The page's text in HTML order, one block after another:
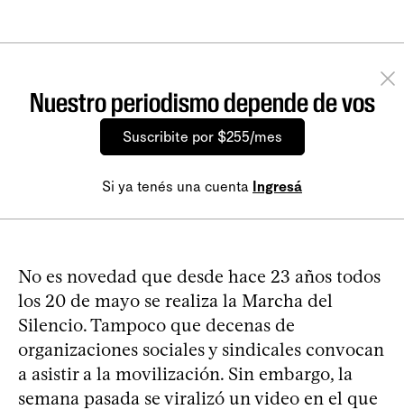
Nuestro periodismo depende de vos
Suscribite por $255/mes
Si ya tenés una cuenta Ingresá
No es novedad que desde hace 23 años todos
los 20 de mayo se realiza la Marcha del
Silencio. Tampoco que decenas de
organizaciones sociales y sindicales convocan
a asistir a la movilización. Sin embargo, la
semana pasada se viralizó un video en el que